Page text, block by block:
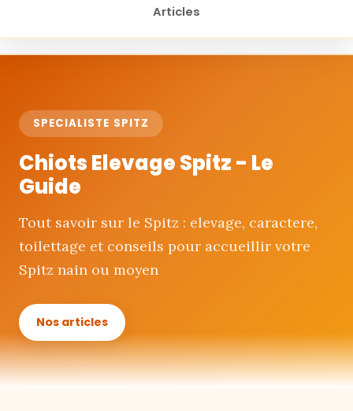
Articles
SPECIALISTE SPITZ
Chiots Elevage Spitz - Le
Guide
Tout savoir sur le Spitz : elevage, caractere,
toilettage et conseils pour accueillir votre
Spitz nain ou moyen
Nos articles